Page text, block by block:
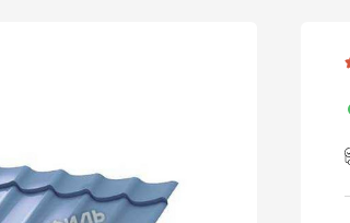
Монтеррей Grand Line